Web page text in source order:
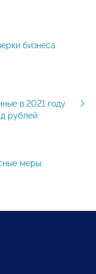
бизнеса
в 2021 году
рублей
меры